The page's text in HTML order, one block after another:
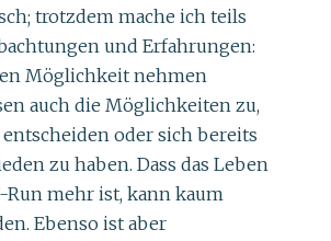
trotzdem mache ich teils
und Erfahrungen:
Möglichkeit nehmen
auch die Möglichkeiten zu,
oder sich bereits
zu haben. Dass das Leben
Run mehr ist, kann kaum
Ebenso ist aber